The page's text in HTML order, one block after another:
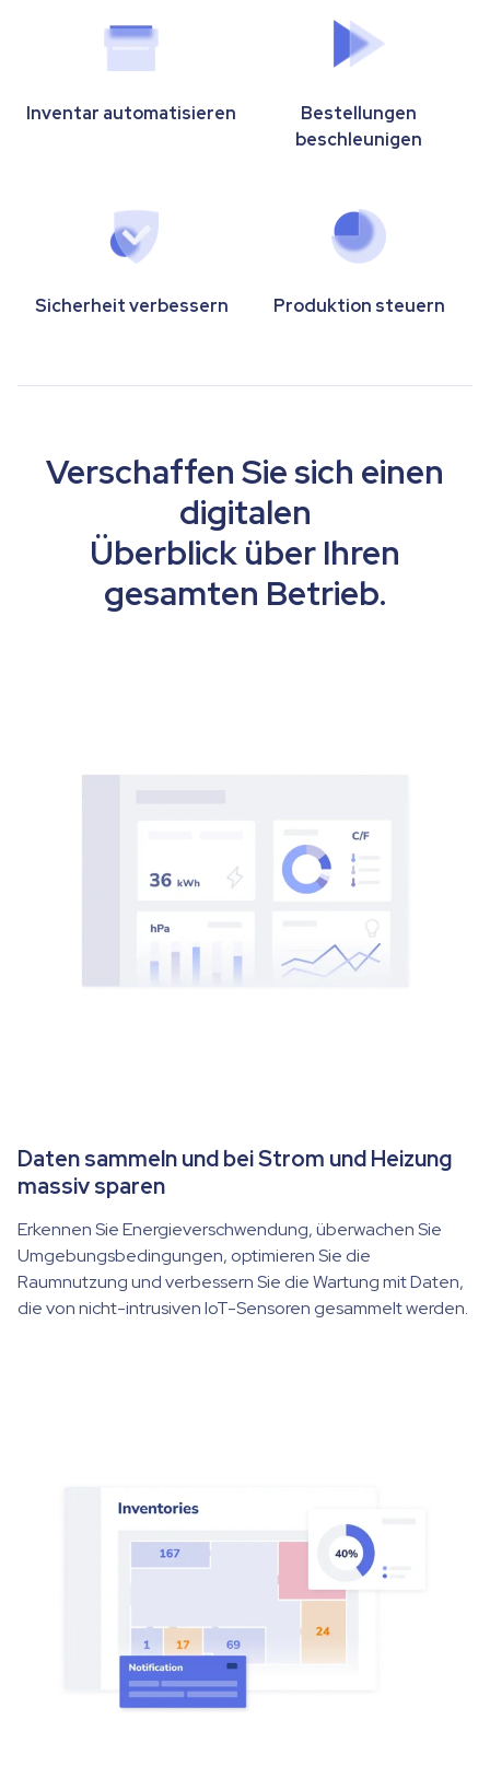
Inventar automatisieren
Bestellungen
beschleunigen
Sicherheit verbessern Produktion steuern
Verschaffen Sie sich einen
digitalen
Überblick über Ihren
gesamten Betrieb.
Daten sammeln und bei Strom und Heizung
massiv sparen
Erkennen Sie Energieverschwendung, überwachen Sie
Umgebungsbedingungen, optimieren Sie die
Raumnutzung und verbessern Sie die Wartung mit Daten,
die von nicht-intrusiven IoT-Sensoren gesammelt werden.